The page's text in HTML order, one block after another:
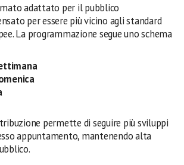
adattato per il pubblico
per essere più vicino agli standard
La programmazione segue uno schema
permette di seguire più sviluppi
appuntamento, mantenendo alta